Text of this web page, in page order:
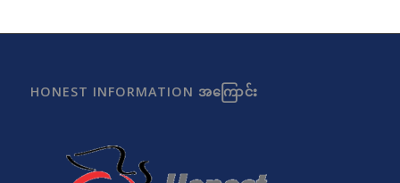
HONEST INFORMATION အကြောင်း